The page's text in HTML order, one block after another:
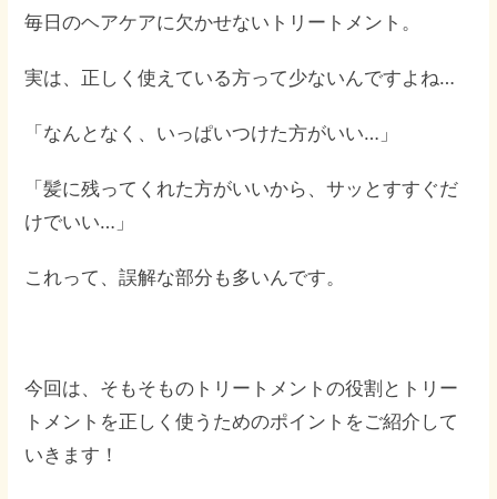
毎日のヘアケアに欠かせないトリートメント。
実は、正しく使えている方って少ないんですよね…
「なんとなく、いっぱいつけた方がいい…」
「髪に残ってくれた方がいいから、サッとすすぐだ
けでいい…」
これって、誤解な部分も多いんです。
今回は、そもそものトリートメントの役割とトリー
トメントを正しく使うためのポイントをご紹介して
いきます！